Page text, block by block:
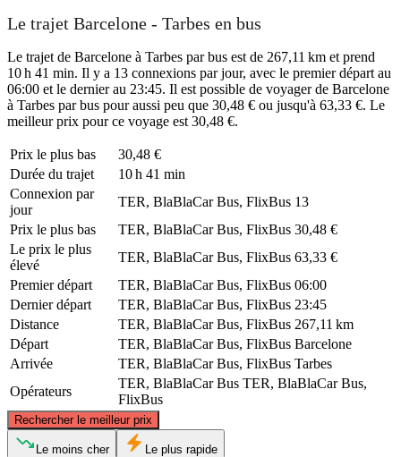
Le trajet Barcelone - Tarbes en bus
Le trajet de Barcelone à Tarbes par bus est de 267,11 km et prend
10 h 41 min. Il y a 13 connexions par jour, avec le premier départ au
06:00 et le dernier au 23:45. Il est possible de voyager de Barcelone
à Tarbes par bus pour aussi peu que 30,48 € ou jusqu'à 63,33 €. Le
meilleur prix pour ce voyage est 30,48 €.
Prix ​​le plus bas
30,48 €
Durée du trajet
10 h 41 min
Connexion par
jour
TER, BlaBlaCar Bus, FlixBus 13
Prix ​​le plus bas
TER, BlaBlaCar Bus, FlixBus 30,48 €
Le prix le plus
élevé
TER, BlaBlaCar Bus, FlixBus 63,33 €
Premier départ
TER, BlaBlaCar Bus, FlixBus 06:00
Dernier départ
TER, BlaBlaCar Bus, FlixBus 23:45
Distance
TER, BlaBlaCar Bus, FlixBus 267,11 km
Départ
TER, BlaBlaCar Bus, FlixBus Barcelone
Arrivée
TER, BlaBlaCar Bus, FlixBus Tarbes
Opérateurs
TER, BlaBlaCar Bus TER, BlaBlaCar Bus,
FlixBus
Rechercher le meilleur prix
Tarbes
Le moins cher Le plus rapide